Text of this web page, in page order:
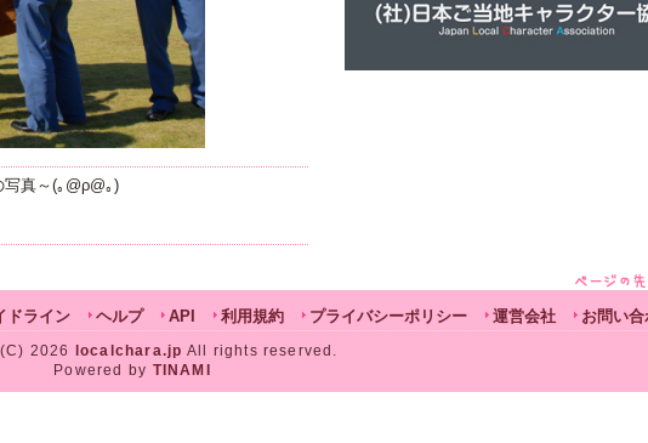
真～(｡@ρ@｡)
ドライン ヘルプ API 利用規約 プライバシーポリシー 運営会社 お問い合
2026 localchara.jp All rights reserved.
Powered by TINAMI